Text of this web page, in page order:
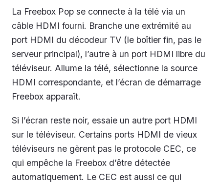
La Freebox Pop se connecte à la télé via un
câble HDMI fourni. Branche une extrémité au
port HDMI du décodeur TV (le boîtier fin, pas le
serveur principal), l’autre à un port HDMI libre du
téléviseur. Allume la télé, sélectionne la source
HDMI correspondante, et l’écran de démarrage
Freebox apparaît.
Si l’écran reste noir, essaie un autre port HDMI
sur le téléviseur. Certains ports HDMI de vieux
téléviseurs ne gèrent pas le protocole CEC, ce
qui empêche la Freebox d’être détectée
automatiquement. Le CEC est aussi ce qui